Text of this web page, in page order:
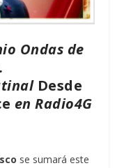
Ondas de
Desde
en Radio4G
se sumará este